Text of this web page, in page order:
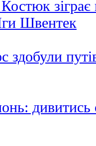
Швентек
здобули
дивитись